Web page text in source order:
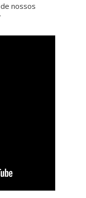
nossos